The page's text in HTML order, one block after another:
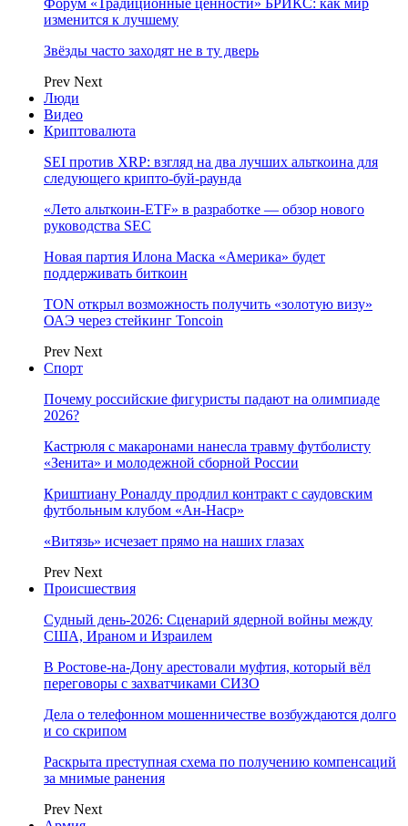
Форум «Традиционные ценности» БРИКС: как мир
изменится к лучшему
Звёзды часто заходят не в ту дверь
Prev Next
Люди
Видео
Криптовалюта
SEI против XRP: взгляд на два лучших альткоина для
следующего крипто-буй-раунда
«Лето альткоин-ETF» в разработке — обзор нового
руководства SEC
Новая партия Илона Маска «Америка» будет
поддерживать биткоин
TON открыл возможность получить «золотую визу»
ОАЭ через стейкинг Toncoin
Prev Next
Спорт
Почему российские фигуристы падают на олимпиаде
2026?
Кастрюля с макаронами нанесла травму футболисту
«Зенита» и молодежной сборной России
Криштиану Роналду продлил контракт с саудовским
футбольным клубом «Ан-Наср»
«Витязь» исчезает прямо на наших глазах
Prev Next
Происшествия
Судный день-2026: Сценарий ядерной войны между
США, Ираном и Израилем
В Ростове-на-Дону арестовали муфтия, который вёл
переговоры с захватчиками СИЗО
Дела о телефонном мошенничестве возбуждаются долго
и со скрипом
Раскрыта преступная схема по получению компенсаций
за мнимые ранения
Prev Next